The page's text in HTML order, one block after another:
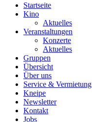
Startseite
Kino
Aktuelles
Veranstaltungen
Konzerte
Aktuelles
Gruppen
Übersicht
Über uns
Service & Vermietung
Kneipe
Newsletter
Kontakt
Jobs